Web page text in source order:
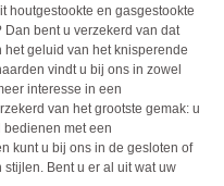
houtgestookte en gasgestookte
bent u verzekerd van dat
geluid van het knisperende
vindt u bij ons in zowel
interesse in een
van het grootste gemak: u
bedienen met een
kunt u bij ons in de gesloten of
Bent u er al uit wat uw